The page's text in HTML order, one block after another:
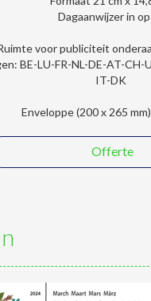
Dagaanwijzer in
voor publiciteit
BE-LU-FR-NL-DE-AT-CH-
IT-DK
Enveloppe (200 x 265
Offerte